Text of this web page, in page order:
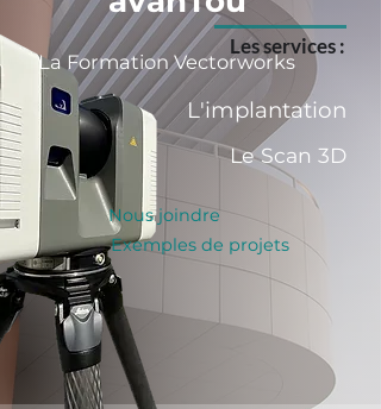
La Formation Vectorworks
Nous joindre
Exemples de projets
L'implantation
Les services :
Le Scan 3D